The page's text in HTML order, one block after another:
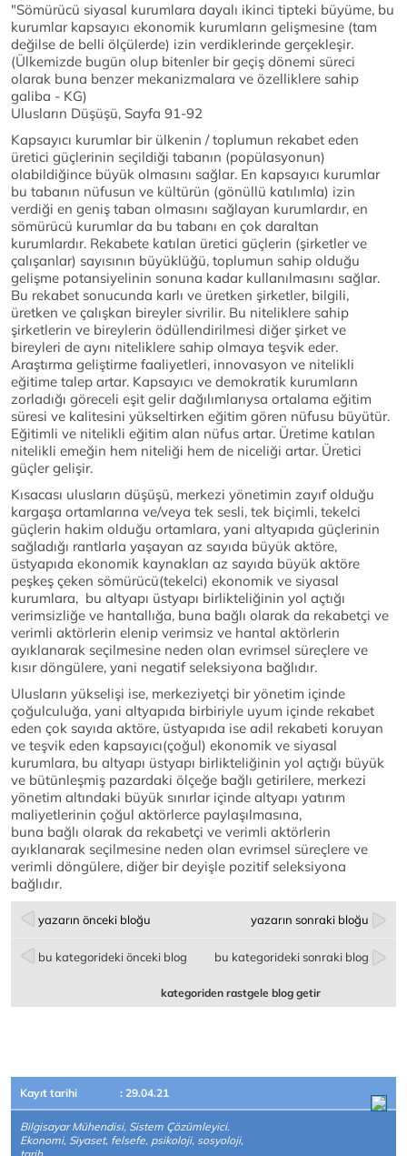
"Sömürücü siyasal kurumlara dayalı ikinci tipteki büyüme, bu
kurumlar kapsayıcı ekonomik kurumların gelişmesine (tam
değilse de belli ölçülerde) izin verdiklerinde gerçekleşir.
(Ülkemizde bugün olup bitenler bir geçiş dönemi süreci
olarak buna benzer mekanizmalara ve özelliklere sahip
galiba - KG)
Ulusların Düşüşü, Sayfa 91-92
Kapsayıcı kurumlar bir ülkenin / toplumun rekabet eden
üretici güçlerinin seçildiği tabanın (popülasyonun)
olabildiğince büyük olmasını sağlar. En kapsayıcı kurumlar
bu tabanın nüfusun ve kültürün (gönüllü katılımla) izin
verdiği en geniş taban olmasını sağlayan kurumlardır, en
sömürücü kurumlar da bu tabanı en çok daraltan
kurumlardır. Rekabete katılan üretici güçlerin (şirketler ve
çalışanlar) sayısının büyüklüğü, toplumun sahip olduğu
gelişme potansiyelinin sonuna kadar kullanılmasını sağlar.
Bu rekabet sonucunda karlı ve üretken şirketler, bilgili,
üretken ve çalışkan bireyler sivrilir. Bu niteliklere sahip
şirketlerin ve bireylerin ödüllendirilmesi diğer şirket ve
bireyleri de aynı niteliklere sahip olmaya teşvik eder.
Araştırma geliştirme faaliyetleri, innovasyon ve nitelikli
eğitime talep artar. Kapsayıcı ve demokratik kurumların
zorladığı göreceli eşit gelir dağılımlarıysa ortalama eğitim
süresi ve kalitesini yükseltirken eğitim gören nüfusu büyütür.
Eğitimli ve nitelikli eğitim alan nüfus artar. Üretime katılan
nitelikli emeğin hem niteliği hem de niceliği artar. Üretici
güçler gelişir.
Kısacası ulusların düşüşü, merkezi yönetimin zayıf olduğu
kargaşa ortamlarına ve/veya tek sesli, tek biçimli, tekelci
güçlerin hakim olduğu ortamlara, yani altyapıda güçlerinin
sağladığı rantlarla yaşayan az sayıda büyük aktöre,
üstyapıda ekonomik kaynakları az sayıda büyük aktöre
peşkeş çeken sömürücü(tekelci) ekonomik ve siyasal
kurumlara, bu altyapı üstyapı birlikteliğinin yol açtığı
verimsizliğe ve hantallığa, buna bağlı olarak da rekabetçi ve
verimli aktörlerin elenip verimsiz ve hantal aktörlerin
ayıklanarak seçilmesine neden olan evrimsel süreçlere ve
kısır döngülere, yani negatif seleksiyona bağlıdır.
Ulusların yükselişi ise, merkeziyetçi bir yönetim içinde
çoğulculuğa, yani altyapıda birbiriyle uyum içinde rekabet
eden çok sayıda aktöre, üstyapıda ise adil rekabeti koruyan
ve teşvik eden kapsayıcı(çoğul) ekonomik ve siyasal
kurumlara, bu altyapı üstyapı birlikteliğinin yol açtığı büyük
ve bütünleşmiş pazardaki ölçeğe bağlı getirilere, merkezi
yönetim altındaki büyük sınırlar içinde altyapı yatırım
maliyetlerinin çoğul aktörlerce paylaşılmasına,
buna bağlı olarak da rekabetçi ve verimli aktörlerin
ayıklanarak seçilmesine neden olan evrimsel süreçlere ve
verimli döngülere, diğer bir deyişle pozitif seleksiyona
bağlıdır.
yazarın önceki bloğu yazarın sonraki bloğu
bu kategorideki önceki blog bu kategorideki sonraki blog
kategoriden rastgele blog getir
Kayıt tarihi : 29.04.21
Bilgisayar Mühendisi, Sistem Çözümleyici.
Ekonomi, Siyaset, felsefe, psikoloji, sosyoloji,